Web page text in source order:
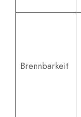
Brennbarkeit